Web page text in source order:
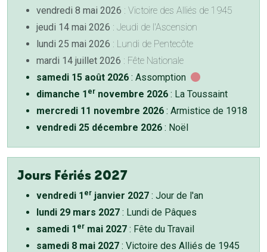
vendredi 8 mai 2026 : Victoire des Alliés de 1945
jeudi 14 mai 2026 : Jeudi de l'Ascension
lundi 25 mai 2026 : Lundi de Pentecôte
mardi 14 juillet 2026 : Fête Nationale
samedi 15 août 2026 : Assomption
dimanche 1 er novembre 2026 : La Toussaint
mercredi 11 novembre 2026 : Armistice de 1918
vendredi 25 décembre 2026 : Noël
Jours Fériés 2027
vendredi 1 er janvier 2027 : Jour de l'an
lundi 29 mars 2027 : Lundi de Pâques
samedi 1 er mai 2027 : Fête du Travail
samedi 8 mai 2027 : Victoire des Alliés de 1945